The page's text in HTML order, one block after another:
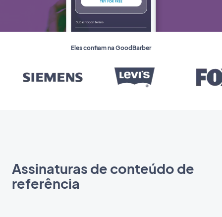
Eles confiam na GoodBarber
Assinaturas de conteúdo de
referência